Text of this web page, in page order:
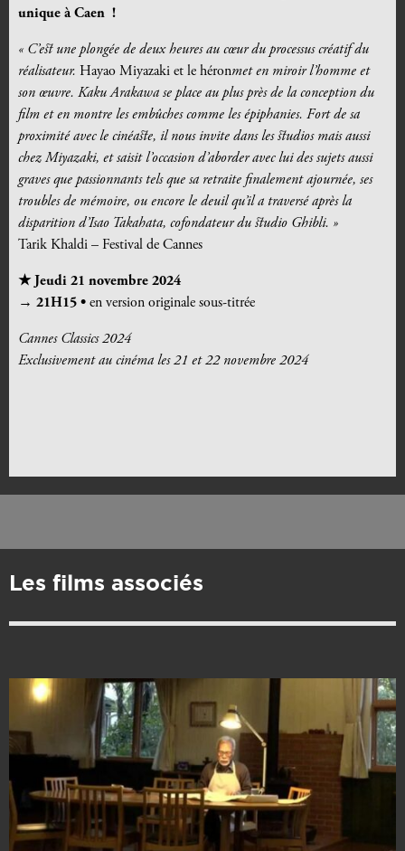
unique à Caen !
« C’est une plongée de deux heures au cœur du processus créatif du
réalisateur. Hayao Miyazaki et le héronmet en miroir l’homme et
son œuvre. Kaku Arakawa se place au plus près de la conception du
film et en montre les embûches comme les épiphanies. Fort de sa
proximité avec le cinéaste, il nous invite dans les studios mais aussi
chez Miyazaki, et saisit l’occasion d’aborder avec lui des sujets aussi
graves que passionnants tels que sa retraite finalement ajournée, ses
troubles de mémoire, ou encore le deuil qu’il a traversé après la
disparition d’Isao Takahata, cofondateur du studio Ghibli. »
Tarik Khaldi – Festival de Cannes
★ Jeudi 21 novembre 2024
→ 21H15 • en version originale sous-titrée
Cannes Classics 2024
Exclusivement au cinéma les 21 et 22 novembre 2024
Les films associés